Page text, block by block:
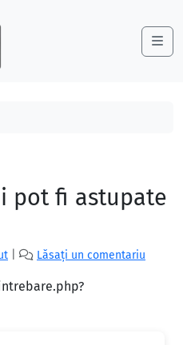
pot fi astupate
Lăsați un comentariu